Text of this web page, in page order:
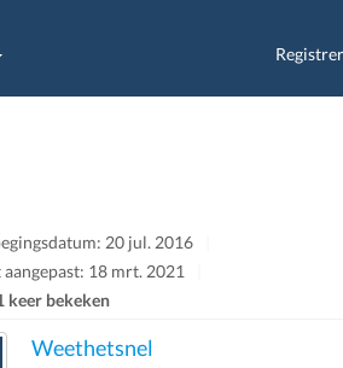
20 jul. 2016
aangepast: 18 mrt. 2021
keer bekeken
Weethetsnel